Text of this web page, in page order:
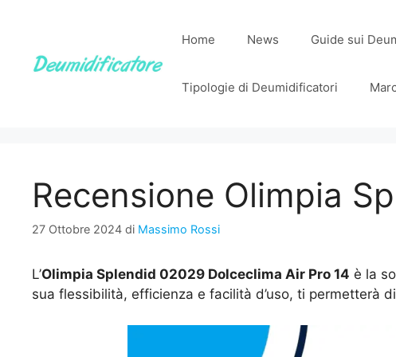
Home News Guide sui
Tipologie di Deumidificatori
Recensione Olimpia
27 Ottobre 2024 di Massimo Rossi
L’Olimpia Splendid 02029 Dolceclima Air Pro 14 è la
sua flessibilità, efficienza e facilità d’uso, ti permetterà